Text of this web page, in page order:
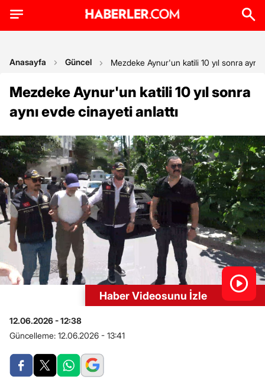
Anasayfa Güncel Mezdeke Aynur'un katili 10 yıl sonra aynı
Mezdeke Aynur'un katili 10 yıl sonra
aynı evde cinayeti anlattı
Haber Videosunu İzle
12.06.2026 - 12:38
Güncelleme: 12.06.2026 - 13:41